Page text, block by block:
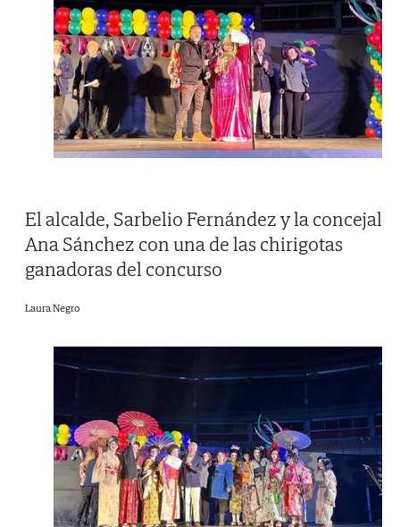
El alcalde, Sarbelio Fernández y la concejal
Ana Sánchez con una de las chirigotas
ganadoras del concurso
Laura Negro